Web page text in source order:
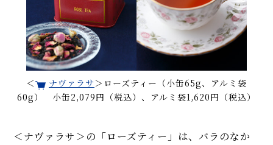
＜ ナヴァラサ＞ローズティー（小缶65g、アルミ袋
60g） 小缶2,079円（税込）、アルミ袋1,620円（税込）
＜ナヴァラサ＞の「ローズティー」は、バラのなか